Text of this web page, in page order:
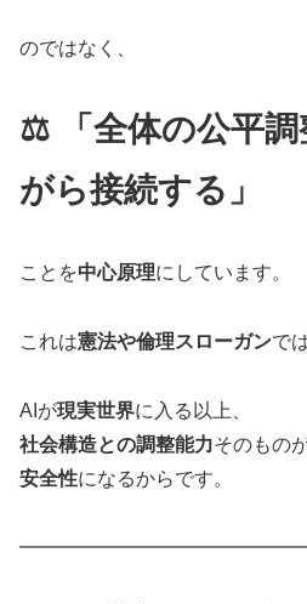
のではなく、
⚖️ 「全体の公平調
がら接続する」
ことを中心原理にしています。
これは憲法や倫理スローガンで
AIが現実世界に入る以上、
社会構造との調整能力そのものが
安全性になるからです。